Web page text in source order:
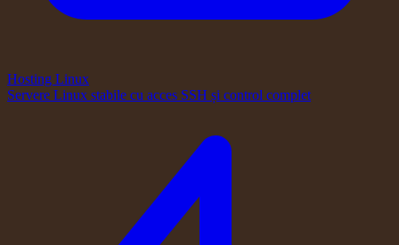
Hosting Linux
Servere Linux stabile cu acces SSH și control complet